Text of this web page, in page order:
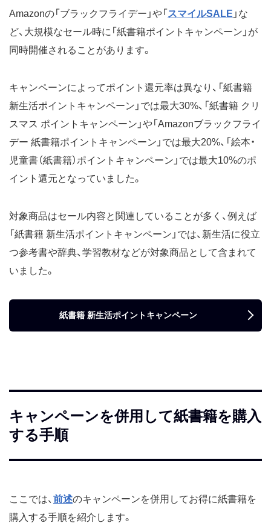
Amazonの「ブラックフライデー」や「 スマイルSALE 」な
ど、大規模なセール時に「紙書籍ポイントキャンペーン」が
同時開催されることがあります。
キャンペーンによってポイント還元率は異なり、「紙書籍
新生活ポイントキャンペーン」では最大30%、「紙書籍 クリ
スマス ポイントキャンペーン」や「Amazonブラックフライ
デー 紙書籍ポイントキャンペーン」では最大20%、「絵本・
児童書（紙書籍）ポイントキャンペーン」では最大10%のポ
イント還元となっていました。
対象商品はセール内容と関連していることが多く、例えば
「紙書籍 新生活ポイントキャンペーン」では、新生活に役立
つ参考書や辞典、学習教材などが対象商品として含まれて
いました。
紙書籍 新生活ポイントキャンペーン
キャンペーンを併用して紙書籍を購入
する手順
ここでは、 前述のキャンペーンを併用してお得に紙書籍を
購入する手順を紹介します。